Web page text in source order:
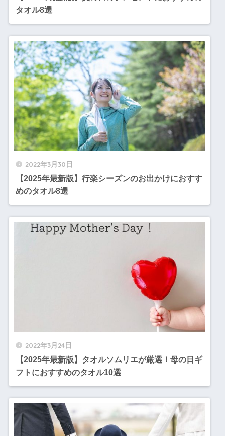
タオル8選
2022年3月30日
【2025年最新版】行楽シーズンのお出かけにおすす
めのタオル8選
2022年3月24日
【2025年最新版】タオルソムリエが厳選！母の日ギ
フトにおすすめのタオル10選